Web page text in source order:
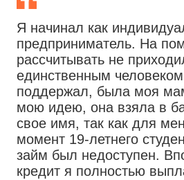
Я начинал как
предприниматель. На
рассчитывать не
единственным
поддержал, была моя
мою идею, она взяла в
свое имя, так как для
момент 19-летнего
займ был недоступен.
кредит я полностью